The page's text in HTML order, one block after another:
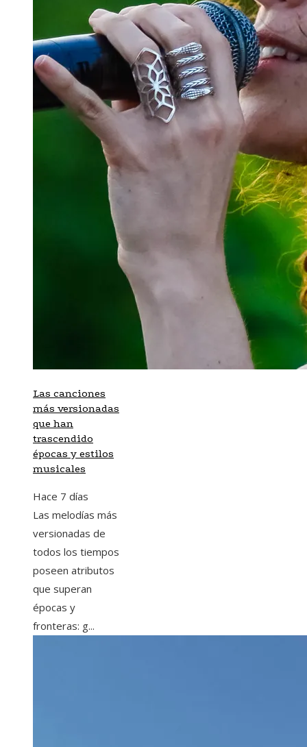
Las canciones
más versionadas
que han
trascendido
épocas y estilos
musicales
Hace 7 días
Las melodías más
versionadas de
todos los tiempos
poseen atributos
que superan
épocas y
fronteras: g...